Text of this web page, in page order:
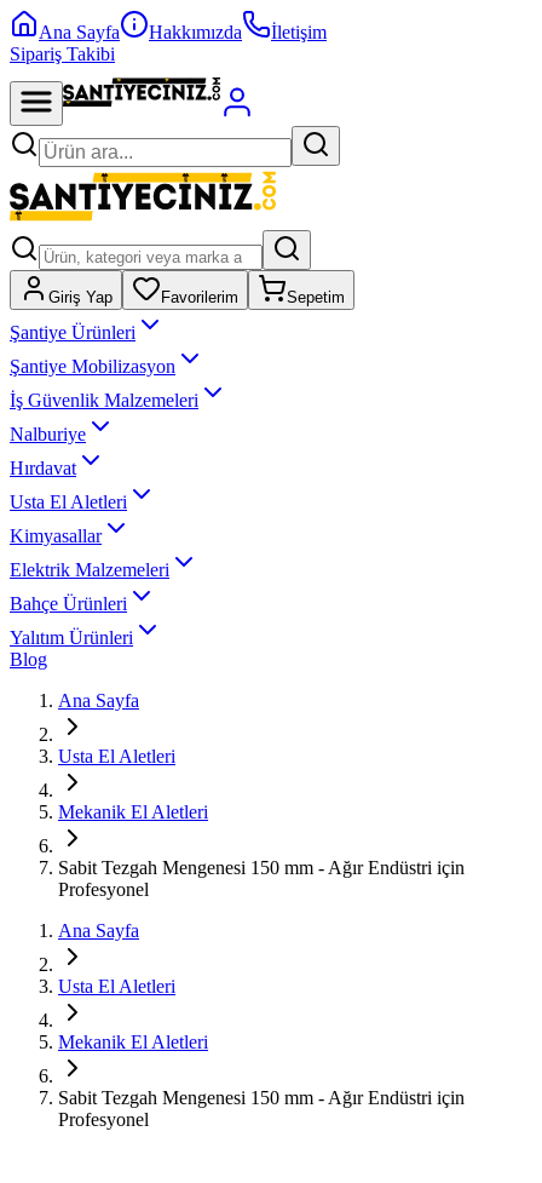
Ana Sayfa Hakkımızda
İletişim
Sipariş Takibi
Giriş Yap Favorilerim Sepetim
Şantiye Ürünleri
Şantiye Mobilizasyon
İş Güvenlik Malzemeleri
Nalburiye
Hırdavat
Usta El Aletleri
Kimyasallar
Elektrik Malzemeleri
Bahçe Ürünleri
Yalıtım Ürünleri
Blog
Ana Sayfa
Usta El Aletleri
Mekanik El Aletleri
Sabit Tezgah Mengenesi 150 mm - Ağır Endüstri için
Profesyonel
Ana Sayfa
Usta El Aletleri
Mekanik El Aletleri
Sabit Tezgah Mengenesi 150 mm - Ağır Endüstri için
Profesyonel